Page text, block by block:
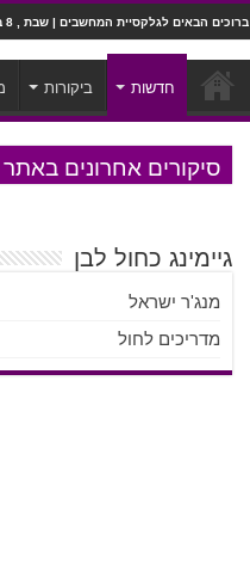
ברוכים הבאים לגלקסיית המחשבים | שבת , 8 באוגוסט 2026
חדשות ביקורות
סיקורים אחרונים באתר
גיימינג כחול לבן
מנג'ר ישראל
מדריכים לחול